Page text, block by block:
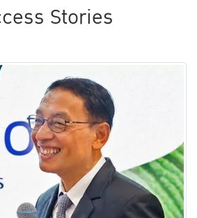
Stories